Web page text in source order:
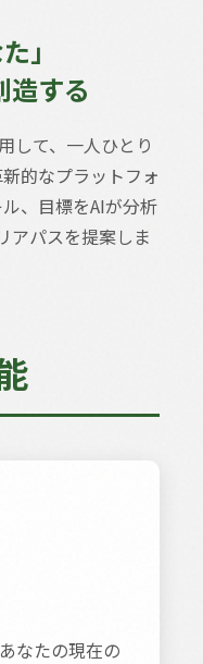
」
造する
して、一人ひとり
的なプラットフォ
、目標をAIが分析
アパスを提案しま
なたの現在の